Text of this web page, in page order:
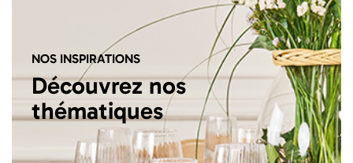
NOS INSPIRATIONS
Découvrez nos
thématiques